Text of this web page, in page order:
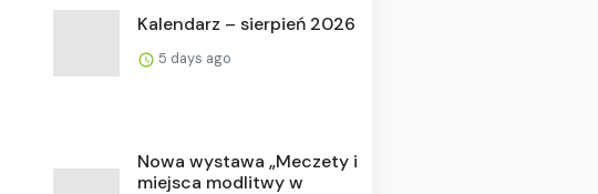
Kalendarz – sierpień 2026
5 days ago
Nowa wystawa „Meczety i
miejsca modlitwy w